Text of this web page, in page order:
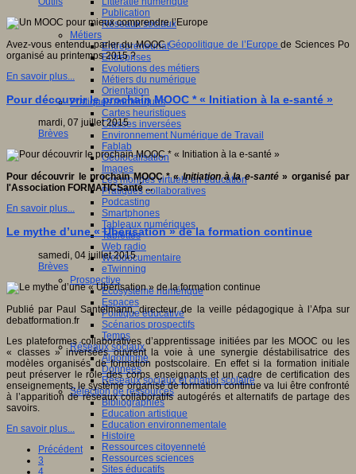
Publication
Réseaux sociaux
Métiers
Entrepreneuriat
Entreprises
Evolutions des métiers
Métiers du numérique
Orientation
Pratiques numériques
Cartes heuristiques
Classes inversées
Environnement Numérique de Travail
Fablab
Géolocalisation
Images
Les mondes virtuels en éducation
Pratiques collaboratives
Podcasting
Smartphones
Tableaux numériques
Tablettes
Web radio
Webdocumentaire
eTwinning
Prospective
Ecosystème numérique
Espaces
Politique éducative
Scénarios prospectifs
Temps
Réseaux sociaux
Algorithme
Données
Réseaux sociaux et champ scolaire
Sélection de ressources
Bibliographies
Education artistique
Education environnementale
Histoire
Ressources citoyenneté
Ressources sciences
Sites éducatifs
Avez-vous entendu parler du MOOCGéopolitique de l’Europede Sciences Po
organisé au printemps 2015 ?
En savoir plus...
Pour découvrir le prochain MOOC * « Initiation à la e-santé »
mardi, 07 juillet 2015
Brèves
Pour découvrir le prochain MOOC * «Initiation à la e-santé» organisé par
l'Association FORMATICSanté ...
En savoir plus...
Le mythe d’une « Ubérisation » de la formation continue
samedi, 04 juillet 2015
Brèves
Publié par Paul Santelmann, directeur de la veille pédagogique à l’Afpa sur
debatformation.fr
Les plateformes collaboratives d’apprentissage initiées par les MOOC ou les
« classes » inversées ouvrent la voie à une synergie déstabilisatrice des
modèles organisés de formation postscolaire. En effet si la formation initiale
peut préserver le rôle des corps enseignants et un cadre de certification des
enseignements, le système organisé de formation continue va lui être confronté
à l’apparition de réseaux collaboratifs autogérés et alternatifs de partage des
savoirs.
En savoir plus...
Précédent
3
4